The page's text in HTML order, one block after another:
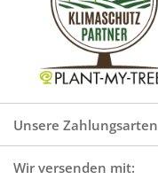
Unsere Zahlungsarten
Wir versenden mit: